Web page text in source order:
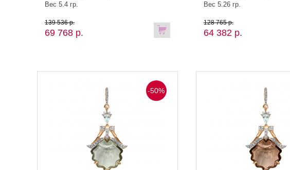
Вес 5.4 гр.
69 768 р.
139 536 р.
Вес 5.26 гр.
64 382 р.
128 765 р.
-50%